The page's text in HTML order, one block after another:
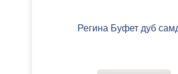
Регина Буфет дуб